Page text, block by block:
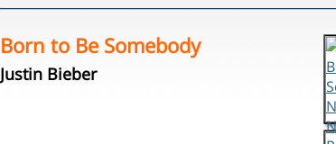
Born to Be Somebody
Justin Bieber